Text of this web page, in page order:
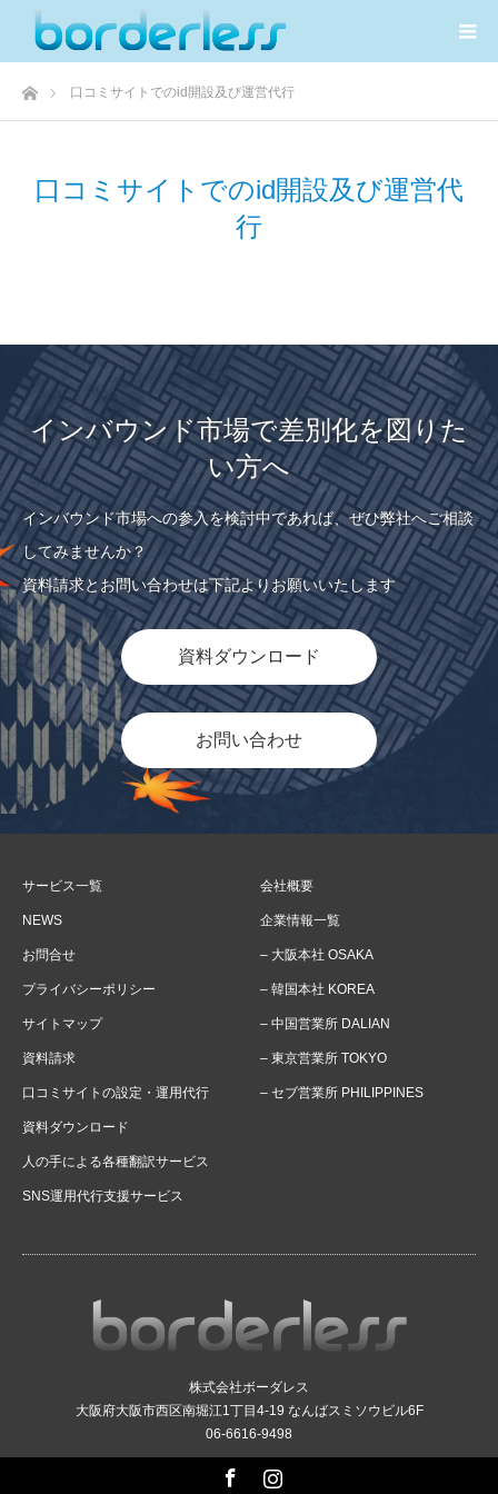
ホーム口コミサイトでのid開設及び運営代行
口コミサイトでのid開設及び運営代
行
インバウンド市場で差別化を図りた
い方へ
インバウンド市場への参入を検討中であれば、ぜひ弊社へご相談
してみませんか？
資料請求とお問い合わせは下記よりお願いいたします
資料ダウンロード
お問い合わせ
サービス一覧
NEWS
お問合せ
プライバシーポリシー
サイトマップ
資料請求
口コミサイトの設定・運用代行
資料ダウンロード
人の手による各種翻訳サービス
SNS運用代行支援サービス
会社概要
企業情報一覧
– 大阪本社 OSAKA
– 韓国本社 KOREA
– 中国営業所 DALIAN
– 東京営業所 TOKYO
– セブ営業所 PHILIPPINES
株式会社ボーダレス
大阪府大阪市西区南堀江1丁目4-19 なんばスミソウビル6F
06-6616-9498